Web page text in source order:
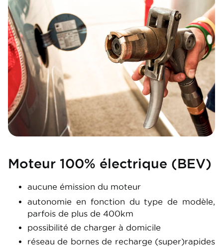
Moteur 100% électrique (BEV)
aucune émission du moteur
autonomie en fonction du type de modèle,
parfois de plus de 400km
possibilité de charger à domicile
réseau de bornes de recharge (super)rapides